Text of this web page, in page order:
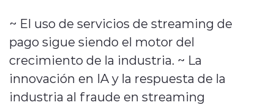
~ El uso de servicios de streaming de
pago sigue siendo el motor del
crecimiento de la industria. ~ La
innovación en IA y la respuesta de la
industria al fraude en streaming